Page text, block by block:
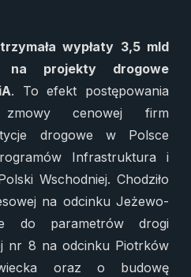
wypłaty 3,5 mld
na projekty drogowe
. To efekt postępowania
zmowy cenowej firm
drogowe w Polsce
Infrastruktura i
Wschodniej. Chodziło
na odcinku Jeżewo-
do parametrów drogi
nr 8 na odcinku Piotrków
oraz o budowę